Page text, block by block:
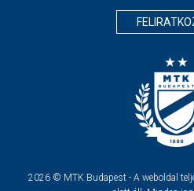
2026 © MTK Budapest - A weboldal